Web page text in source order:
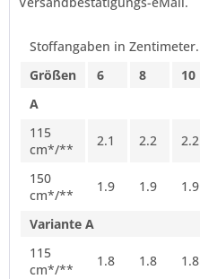
Stoffangaben in Zentimeter.
Größen
6 8 10
A
115
cm*/**
2.1 2.2 2.2
150
cm*/**
1.9 1.9 1.9
Variante A
115
cm*/**
1.8 1.8 1.8